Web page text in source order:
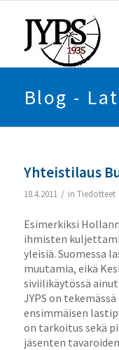
Blog -
Yhteistilaus
18.4.2011 / in Tiedotteet
Esimerkiksi
ihmisten
yleisiä. Suomessa
muutamia, eikä
siviilikäytössä
JYPS on
ensimmäisen
on tarkoitus sekä
jäsenten